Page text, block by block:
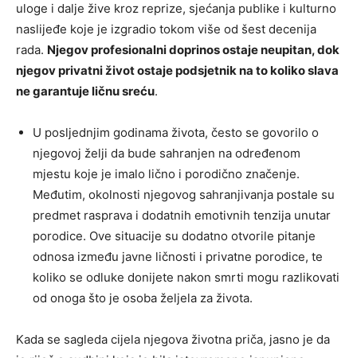
uloge i dalje žive kroz reprize, sjećanja publike i kulturno
naslijeđe koje je izgradio tokom više od šest decenija
rada. Njegov profesionalni doprinos ostaje neupitan, dok
njegov privatni život ostaje podsjetnik na to koliko slava
ne garantuje ličnu sreću.
U posljednjim godinama života, često se govorilo o
njegovoj želji da bude sahranjen na određenom
mjestu koje je imalo lično i porodično značenje.
Međutim, okolnosti njegovog sahranjivanja postale su
predmet rasprava i dodatnih emotivnih tenzija unutar
porodice. Ove situacije su dodatno otvorile pitanje
odnosa između javne ličnosti i privatne porodice, te
koliko se odluke donijete nakon smrti mogu razlikovati
od onoga što je osoba željela za života.
Kada se sagleda cijela njegova životna priča, jasno je da